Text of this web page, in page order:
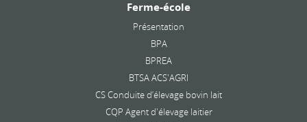
Ferme-école
Présentation
BPA
BPREA
BTSA ACS'AGRI
CS Conduite d’élevage bovin lait
CQP Agent d'élevage laitier